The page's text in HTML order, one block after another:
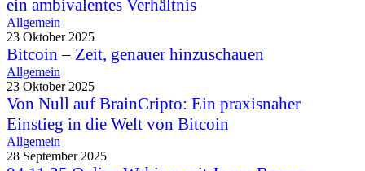
ein ambivalentes Verhältnis
Allgemein
23 Oktober 2025
Bitcoin – Zeit, genauer hinzuschauen
Allgemein
23 Oktober 2025
Von Null auf BrainCripto: Ein praxisnaher
Einstieg in die Welt von Bitcoin
Allgemein
28 September 2025